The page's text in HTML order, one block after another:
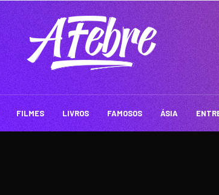
FILMES LIVROS FAMOSOS ÁSIA